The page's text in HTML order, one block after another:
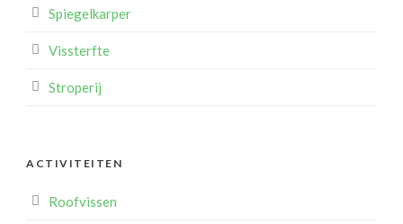
Spiegelkarper
Vissterfte
Stroperij
ACTIVITEITEN
Roofvissen